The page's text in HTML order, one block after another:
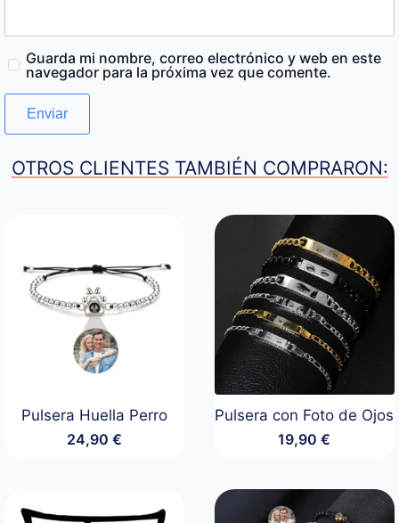
Guarda mi nombre, correo electrónico y web en este
navegador para la próxima vez que comente.
OTROS CLIENTES TAMBIÉN COMPRARON:
Pulsera Huella Perro
24,90€
Pulsera con Foto de Ojos
19,90€